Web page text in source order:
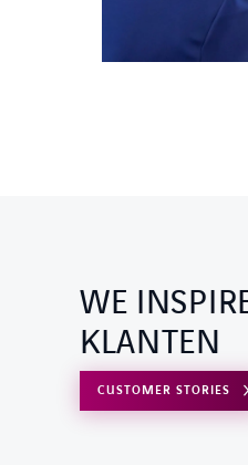
WE
KLANTEN
CUSTOMER STORIES